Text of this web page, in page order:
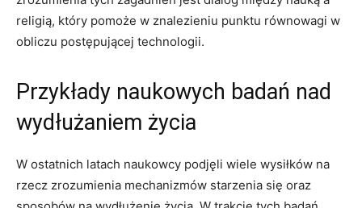
religią, który pomoże w znalezieniu punktu równowagi w
obliczu postępującej technologii.
Przykłady naukowych badań nad
wydłużaniem życia
W ostatnich latach naukowcy podjęli wiele wysiłków na
rzecz zrozumienia mechanizmów starzenia się oraz